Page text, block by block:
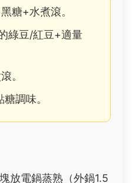
糖+水煮滾。
綠豆/紅豆+適量
。
調味。
放電鍋蒸熟（外鍋1.5